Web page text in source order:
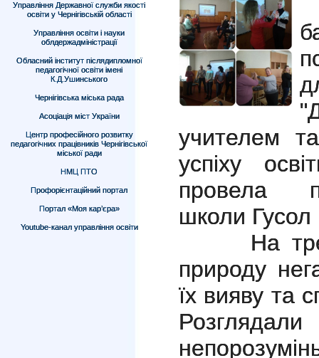
Управління Державної служби якості
освіти у Чернігівській області
Управління освіти і науки
облдержадміністрації
Обласний інститут післядипломної
педагогічної освіти імені
К.Д.Ушинського
Чернігівська міська рада
Асоціація міст України
Центр професійного розвитку
педагогічних працівників Чернігівської
міської ради
НМЦ ПТО
Профорієнтаційний портал
Портал «Моя кар’єра»
Youtube-канал управління освіти
учителем
успіху
провела
школи Гусол
На
природу
їх вияву та